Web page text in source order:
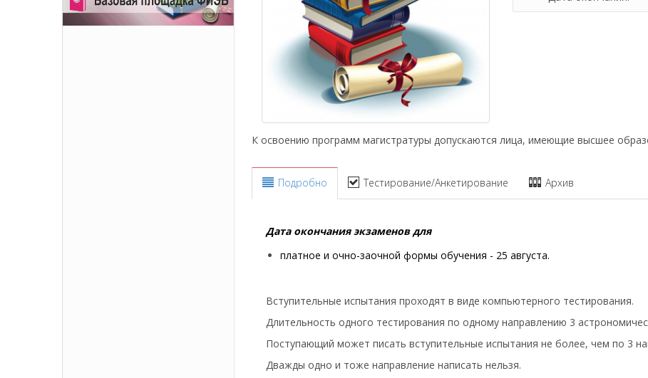
К освоению программ магистратуры допускаются лица, имеющие высшее
Подробно Тестирование/Анкетирование Архив
Дата окончания экзаменов для
платное и очно-заочной формы обучения - 25 августа.
Вступительные испытания проходят в виде компьютерного тестирования.
Длительность одного тестирования по одному направлению 3
Поступающий может писать вступительные испытания не более, чем по 3
Дважды одно и тоже направление написать нельзя.